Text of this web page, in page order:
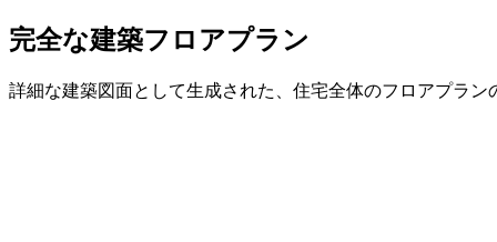
完全な建築フロアプラン
詳細な建築図面として生成された、住宅全体のフロアプラ